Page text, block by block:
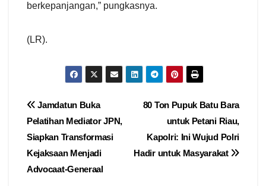
berkepanjangan,” pungkasnya.
(LR).
Navigasi
pos
80 Ton Pupuk Batu Bara
untuk Petani Riau,
Kapolri: Ini Wujud Polri
Hadir untuk Masyarakat
Jamdatun Buka
Pelatihan Mediator JPN,
Siapkan Transformasi
Kejaksaan Menjadi
Advocaat-Generaal